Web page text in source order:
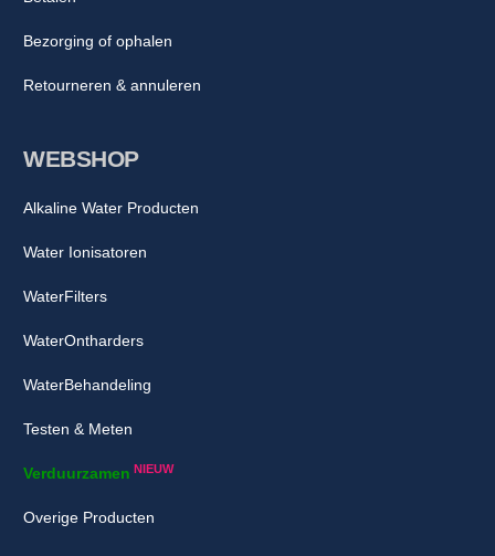
WEBSHOP
Alkaline Water Producten
Water Ionisatoren
WaterFilters
WaterOntharders
WaterBehandeling
Testen & Meten
Verduurzamen NIEUW
Overige Producten
Bezorging of ophalen
Retourneren & annuleren